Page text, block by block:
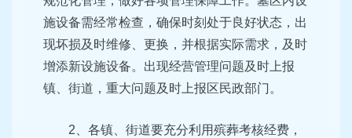
施设备需经常检查，确保时刻处于良好状态，出
现坏损及时维修、更换，并根据实际需求，及时
增添新设施设备。出现经营管理问题及时上报
镇、街道，重大问题及时上报区民政部门。
2、各镇、街道要充分利用殡葬考核经费，